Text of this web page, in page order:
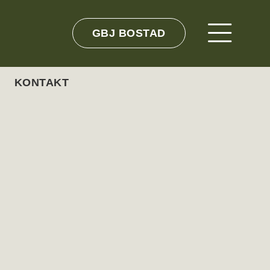
GBJ BOSTAD
KONTAKT